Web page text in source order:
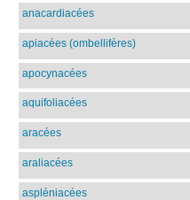
anacardiacées
apiacées (ombellifères)
apocynacées
aquifoliacées
aracées
araliacées
aspléniacées